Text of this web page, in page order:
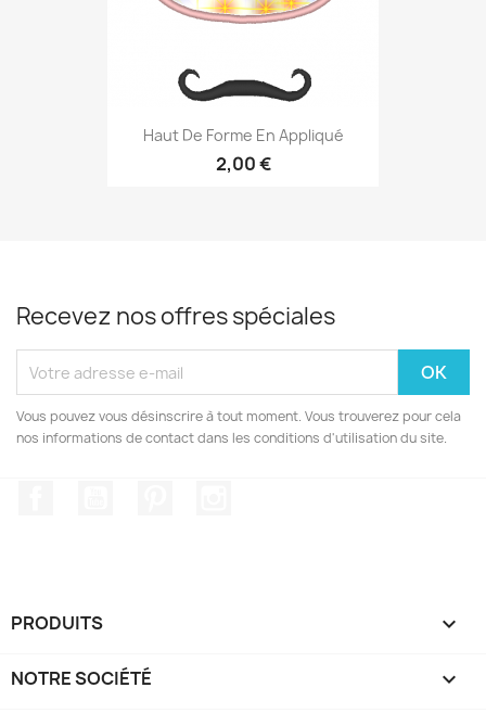
Haut De Forme En Appliqué
2,00 €
Recevez nos offres spéciales
Vous pouvez vous désinscrire à tout moment. Vous trouverez pour cela
nos informations de contact dans les conditions d'utilisation du site.
PRODUITS 
NOTRE SOCIÉTÉ 